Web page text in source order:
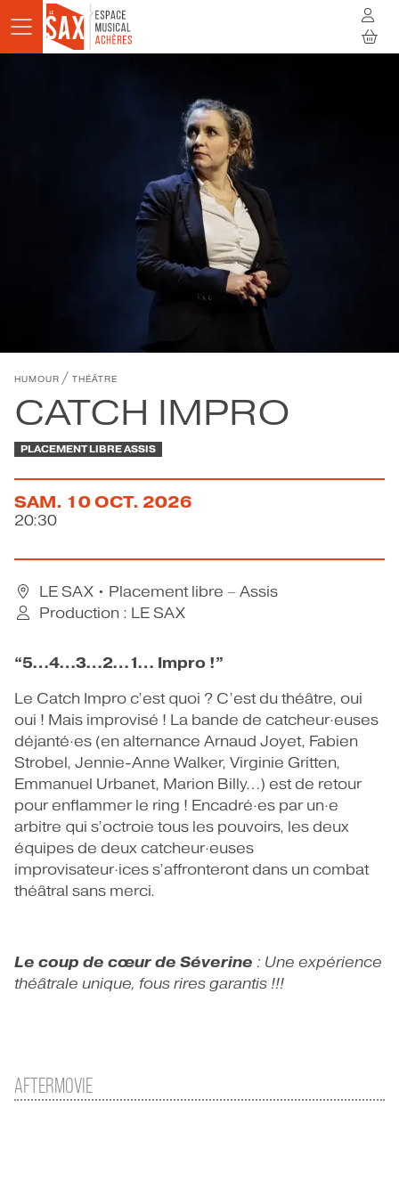
Aller au contenu principal
AFTERMOVIE
HUMOUR /THÉÂTRE
CATCH IMPRO
PLACEMENT LIBRE ASSIS
SAM. 10OCT. 2026
20:30
LE SAX • Placement libre – Assis
Production : LE SAX
“5…4…3…2…1… Impro !”
Le Catch Impro c’est quoi ? C’est du théâtre, oui
oui ! Mais improvisé ! La bande de catcheur·euses
déjanté·es (en alternance Arnaud Joyet, Fabien
Strobel, Jennie-Anne Walker, Virginie Gritten,
Emmanuel Urbanet, Marion Billy…) est de retour
pour enflammer le ring ! Encadré·es par un·e
arbitre qui s’octroie tous les pouvoirs, les deux
équipes de deux catcheur·euses
improvisateur·ices s’affronteront dans un combat
théâtral sans merci.
Le coup de cœur de Séverine : Une expérience
théâtrale unique, fous rires garantis !!!
À LA RENCONTRE
INFOS PRATIQUES
BILLETTERIE
CONTACT